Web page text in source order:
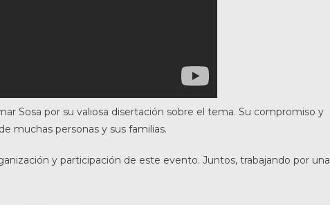
Sosa por su valiosa disertación sobre el tema. Su compromiso y
muchas personas y sus familias.
y participación de este evento. Juntos, trabajando por una